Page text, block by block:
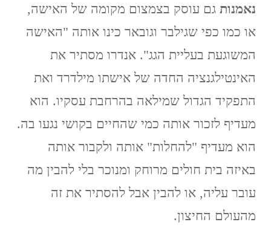
נאמנות גם עוסק בצמצום מקומה של האישה,
או כמו כפי שגילבר וגובאר כינו אותה "האישה
המשוגעת בעליית הגג". אנדרו מסתיר את
האינטילגנציה החדה של אישתו מילדרד ואת
התפקיד הגדול שמילאה בהרחבת עסקיו. הוא
מעדיף לזכור אותה כמי שהחיים בקושי נגעו בה.
הוא מעדיף "להחלות" אותה ולקבור אותה
באיזה בית חולים מרוחק ומנוכר בלי להבין מה
עובר עליה, או להבין אבל להסתיר את זה
מהעולם החיצון.